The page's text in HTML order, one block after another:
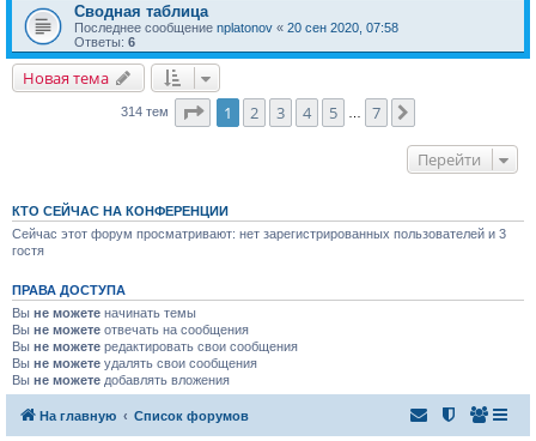
Сводная таблица
Последнее сообщение nplatonov « 20 сен 2020, 07:58
Ответы: 6
Новая тема
314 тем Страница1 из
1 2 3 4 5 7
Перейти
КТО СЕЙЧАС НА КОНФЕРЕНЦИИ
Сейчас этот форум просматривают: нет зарегистрированных пользователей и 3
гостя
ПРАВА ДОСТУПА
Вы не можете начинать темы
Вы не можете отвечать на сообщения
Вы не можете редактировать свои сообщения
Вы не можете удалять свои сообщения
Вы не можете добавлять вложения
На главную Список форумов